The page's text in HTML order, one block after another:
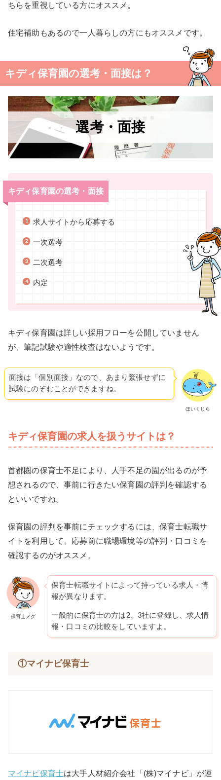
ちらを重視している方にオススメ。
住宅補助もあるので一人暮らしの方にもオススメです。
キディ保育園の選考・面接は？
選考・面接
キディ保育園の選考・面接
求人サイトから応募する
一次選考
二次選考
内定
キディ保育園は詳しい採用フローを公開していません
が、筆記試験や適性検査はないようです。
ほいくじら
面接は「個別面接」なので、あまり緊張せずに
試験にのぞむことができますね。
キディ保育園の求人を扱うサイトは？
首都圏の保育士不足により、人手不足の園が出るのが予
想されるので、事前に行きたい保育園の評判を確認する
といいですね。
保育園の評判を事前にチェックするには、保育士転職サ
イトを利用して、応募前に職場環境等の評判・口コミを
確認するのがオススメ。
保育士メグ
保育士転職サイトによって持っている求人・情
報が異なります。
一般的に保育士の方は2、3社に登録し、求人情
報・口コミの比較をしていますよ。
①マイナビ保育士
マイナビ保育士は大手人材紹介会社「(株)マイナビ」が運